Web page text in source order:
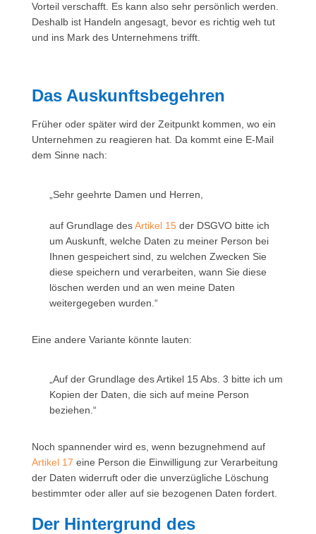
Vorteil verschafft. Es kann also sehr persönlich werden.
Deshalb ist Handeln angesagt, bevor es richtig weh tut
und ins Mark des Unternehmens trifft.
Das Auskunftsbegehren
Früher oder später wird der Zeitpunkt kommen, wo ein
Unternehmen zu reagieren hat. Da kommt eine E-Mail
dem Sinne nach:
„Sehr geehrte Damen und Herren,
auf Grundlage desArtikel 15der DSGVO bitte ich
um Auskunft, welche Daten zu meiner Person bei
Ihnen gespeichert sind, zu welchen Zwecken Sie
diese speichern und verarbeiten, wann Sie diese
löschen werden und an wen meine Daten
weitergegeben wurden.“
Eine andere Variante könnte lauten:
„Auf der Grundlage des Artikel 15 Abs. 3 bitte ich um
Kopien der Daten, die sich auf meine Person
beziehen.“
Noch spannender wird es, wenn bezugnehmend auf
Artikel 17 eine Person die Einwilligung zur Verarbeitung
der Daten widerruft oder die unverzügliche Löschung
bestimmter oder aller auf sie bezogenen Daten fordert.
Der Hintergrund des